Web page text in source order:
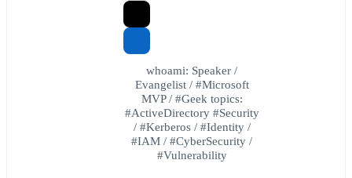
whoami: Speaker /
Evangelist / #Microsoft
MVP / #Geek topics:
#ActiveDirectory #Security
/ #Kerberos / #Identity /
#IAM / #CyberSecurity /
#Vulnerability